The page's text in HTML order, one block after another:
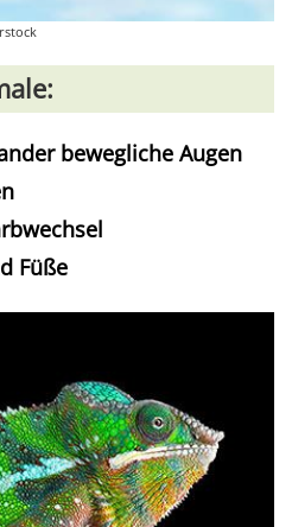
bewegliche Augen
Füße